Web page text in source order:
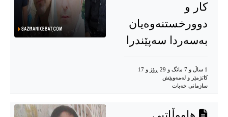
کار و
دوورخستنەوەیان
بەسەردا سەپێندرا
1 ساڵ و 7 مانگ و 29 ڕۆژ و 17
کاتژمێر و له‌مه‌وپێش‌
سازمانی خەبات